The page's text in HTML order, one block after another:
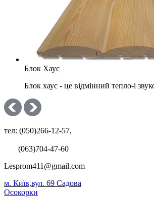
Блок Хаус
Блок хаус - це відмінний тепло-і
тел: (050)266-12-57,
(063)704-47-60
Lesprom411@gmail.com
м. Київ,вул. 69 Садова
Осокорки